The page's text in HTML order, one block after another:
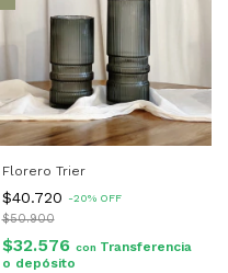
Florero Trier
$40.720 -20% OFF
$50.900
$32.576 con Transferencia
o depósito